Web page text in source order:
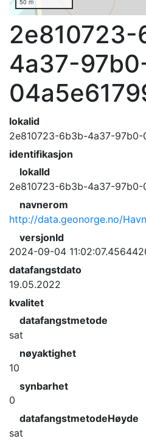
50 m
4a37-
lokalid
2e810723-6b3b-4a37-97b0-
identifikasjon
lokalId
2e810723-6b3b-4a37-97b0-
navnerom
http://data.geonorge.no/
versjonId
2024-09-04
datafangstdato
19.05.2022
kvalitet
datafangstmetode
sat
nøyaktighet
10
synbarhet
0
datafangstmetodeHøyde
sat